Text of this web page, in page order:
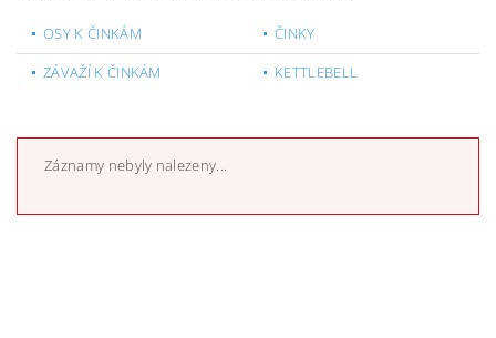
OSY K ČINKÁM
ČINKY
ZÁVAŽÍ K ČINKÁM
KETTLEBELL
Záznamy nebyly nalezeny...